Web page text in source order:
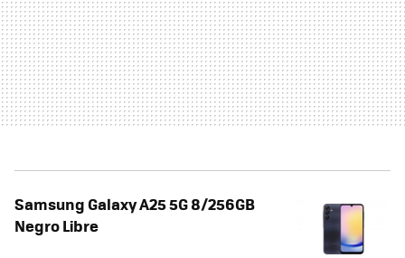
Samsung Galaxy A25 5G 8/256GB
Negro Libre